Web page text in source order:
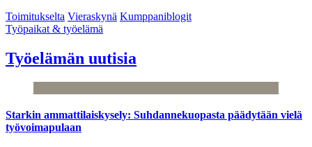
Toimitukselta Vieraskynä Kumppaniblogit
Työpaikat & työelämä
Työelämän uutisia
Starkin ammattilaiskysely: Suhdannekuopasta päädytään vielä
työvoimapulaan